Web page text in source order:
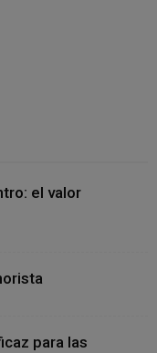
el valor
para las